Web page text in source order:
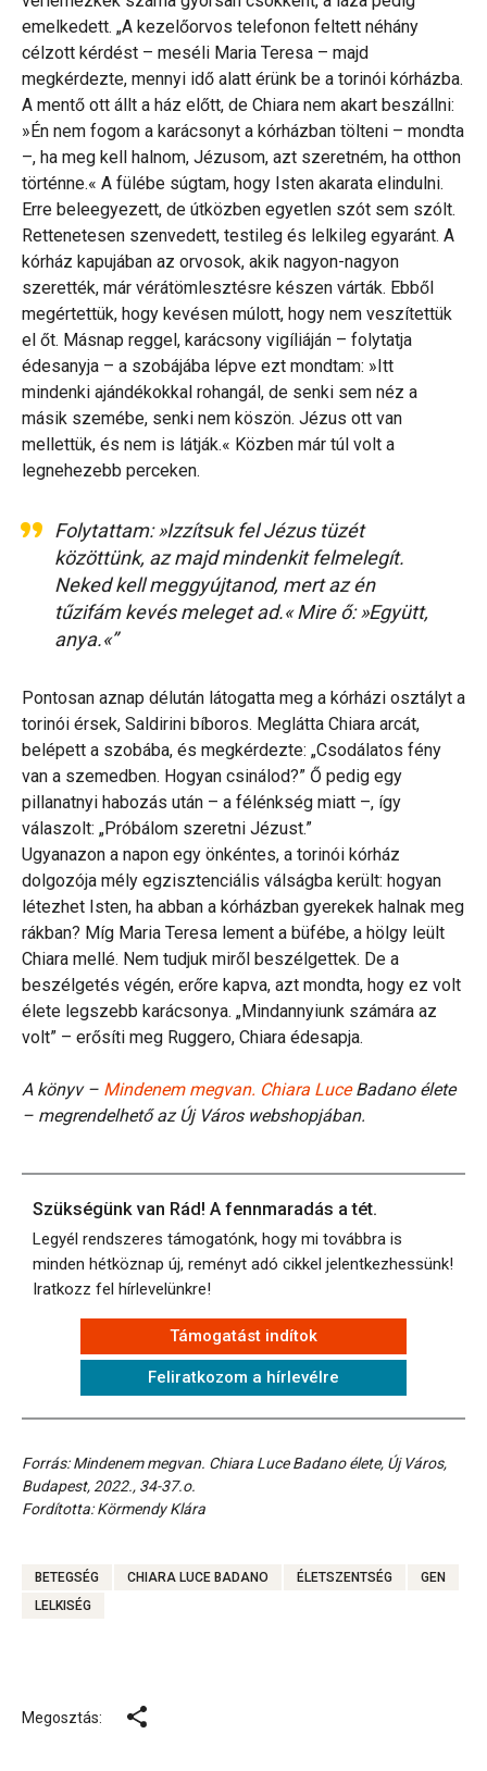
emelkedett. „A kezelőorvos telefonon feltett néhány
célzott kérdést – meséli Maria Teresa – majd
megkérdezte, mennyi idő alatt érünk be a torinói kórházba.
A mentő ott állt a ház előtt, de Chiara nem akart beszállni:
»Én nem fogom a karácsonyt a kórházban tölteni – mondta
–, ha meg kell halnom, Jézusom, azt szeretném, ha otthon
történne.« A fülébe súgtam, hogy Isten akarata elindulni.
Erre beleegyezett, de útközben egyetlen szót sem szólt.
Rettenetesen szenvedett, testileg és lelkileg egyaránt. A
kórház kapujában az orvosok, akik nagyon-nagyon
szerették, már vérátömlesztésre készen várták. Ebből
megértettük, hogy kevésen múlott, hogy nem veszítettük
el őt. Másnap reggel, karácsony vigíliáján – folytatja
édesanyja – a szobájába lépve ezt mondtam: »Itt
mindenki ajándékokkal rohangál, de senki sem néz a
másik szemébe, senki nem köszön. Jézus ott van
mellettük, és nem is látják.« Közben már túl volt a
legnehezebb perceken.
Folytattam: »Izzítsuk fel Jézus tüzét
közöttünk, az majd mindenkit felmelegít.
Neked kell meggyújtanod, mert az én
tűzifám kevés meleget ad.« Mire ő: »Együtt,
anya.«”
Pontosan aznap délután látogatta meg a kórházi osztályt a
torinói érsek, Saldirini bíboros. Meglátta Chiara arcát,
belépett a szobába, és megkérdezte: „Csodálatos fény
van a szemedben. Hogyan csinálod?” Ő pedig egy
pillanatnyi habozás után – a félénkség miatt –, így
válaszolt: „Próbálom szeretni Jézust.”
Ugyanazon a napon egy önkéntes, a torinói kórház
dolgozója mély egzisztenciális válságba került: hogyan
létezhet Isten, ha abban a kórházban gyerekek halnak meg
rákban? Míg Maria Teresa lement a büfébe, a hölgy leült
Chiara mellé. Nem tudjuk miről beszélgettek. De a
beszélgetés végén, erőre kapva, azt mondta, hogy ez volt
élete legszebb karácsonya. „Mindannyiunk számára az
volt” – erősíti meg Ruggero, Chiara édesapja.
A könyv – Mindenem megvan. Chiara LuceBadano élete
– megrendelhető az Új Város webshopjában.
Szükségünk van Rád! A fennmaradás a tét.
Legyél rendszeres támogatónk, hogy mi továbbra is
minden hétköznap új, reményt adó cikkel jelentkezhessünk!
Iratkozz fel hírlevelünkre!
Támogatást indítok
Feliratkozom a hírlevélre
Forrás: Mindenem megvan. Chiara Luce Badano élete, Új Város,
Budapest, 2022., 34-37.o.
Fordította: Körmendy Klára
BETEGSÉG CHIARA LUCE BADANO ÉLETSZENTSÉG
GEN
LELKISÉG
Megosztás: